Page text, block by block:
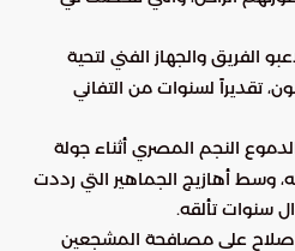
الفريق والجهاز الفني لتحية
تقديراً لسنوات من التفاني
النجم المصري أثناء جولة
وسط أهازيج الجماهير التي رددت
سنوات تألقه.
على مصافحة المشجعين